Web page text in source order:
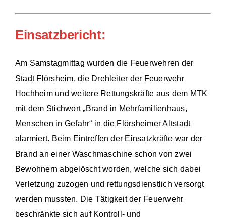
Einsatzbericht:
Am Samstagmittag wurden die Feuerwehren der
Stadt Flörsheim, die Drehleiter der Feuerwehr
Hochheim und weitere Rettungskräfte aus dem MTK
mit dem Stichwort „Brand in Mehrfamilienhaus,
Menschen in Gefahr“ in die Flörsheimer Altstadt
alarmiert. Beim Eintreffen der Einsatzkräfte war der
Brand an einer Waschmaschine schon von zwei
Bewohnern abgelöscht worden, welche sich dabei
Verletzung zuzogen und rettungsdienstlich versorgt
werden mussten. Die Tätigkeit der Feuerwehr
beschränkte sich auf Kontroll- und